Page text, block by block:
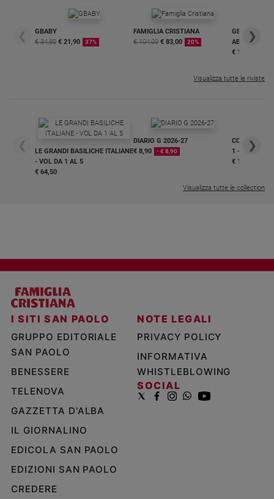
❮
GBABY
€ 34,80 € 21,90 37%
FAMIGLIA CRISTIANA
€ 104,00 € 83,00 20%
GBABY
€ 16,99
❯
Visualizza tutte le riviste
❮
LE GRANDI BASILICHE ITALIANE
- VOL DA 1 AL 5
€ 64,50
DIARIO G 2026-27
€ 8,90
- € 8,90
COLLANA
1 - 2
€ 18,50
❯
Visualizza tutte le collection
I SITI SAN PAOLO
GRUPPO EDITORIALE
SAN PAOLO
BENESSERE
TELENOVA
GAZZETTA D'ALBA
IL GIORNALINO
EDICOLA SAN PAOLO
EDIZIONI SAN PAOLO
CREDERE
NOTE LEGALI
PRIVACY POLICY
INFORMATIVA
WHISTLEBLOWING
SOCIAL